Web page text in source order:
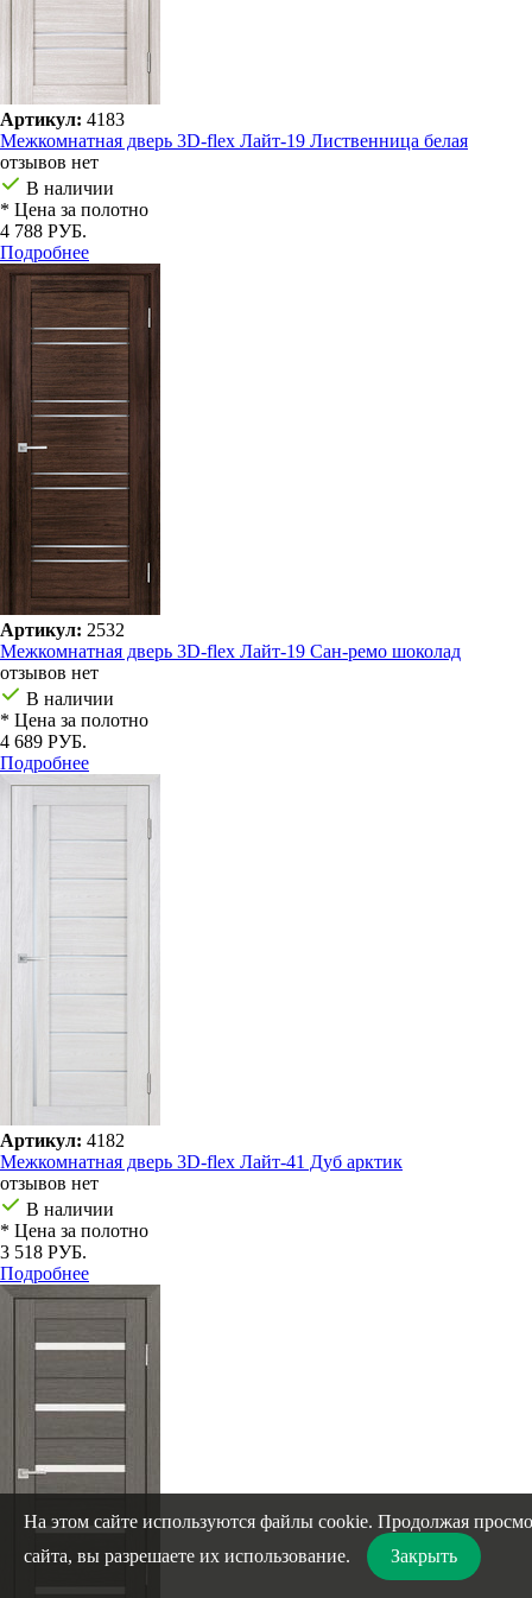
Артикул: 4183
Межкомнатная дверь 3D-flex Лайт-19 Лиственница белая
отзывов нет
В наличии
* Цена за полотно
4 788 РУБ.
Подробнее
Артикул: 2532
Межкомнатная дверь 3D-flex Лайт-19 Сан-ремо шоколад
отзывов нет
В наличии
* Цена за полотно
4 689 РУБ.
Подробнее
Артикул: 4182
Межкомнатная дверь 3D-flex Лайт-41 Дуб арктик
отзывов нет
В наличии
* Цена за полотно
3 518 РУБ.
Подробнее
На этом сайте используются файлы cookie. Продолжая
сайта, вы разрешаете их использование.
Закрыть